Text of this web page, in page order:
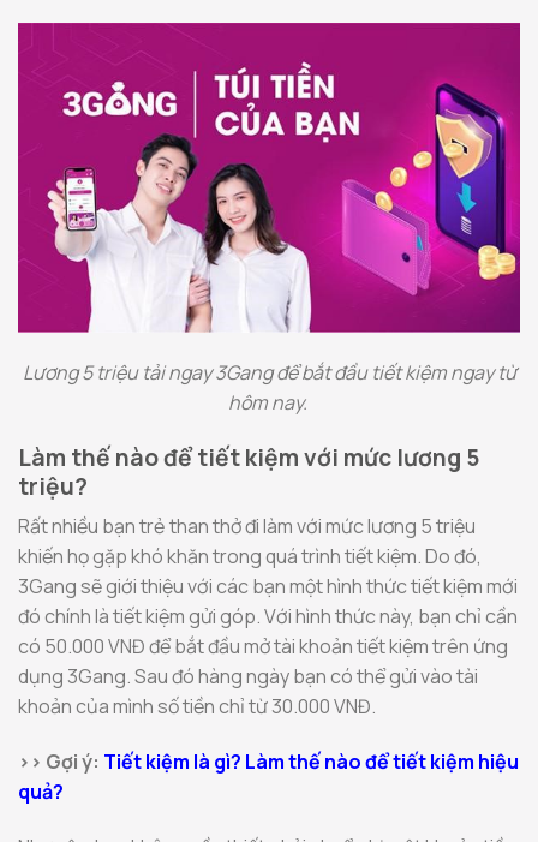
Lương 5 triệu tải ngay 3Gang để bắt đầu tiết kiệm ngay từ
hôm nay.
Làm thế nào để tiết kiệm với mức lương 5
triệu?
Rất nhiều bạn trẻ than thở đi làm với mức lương 5 triệu
khiến họ gặp khó khăn trong quá trình tiết kiệm. Do đó,
3Gang sẽ giới thiệu với các bạn một hình thức tiết kiệm mới
đó chính là tiết kiệm gửi góp. Với hình thức này, bạn chỉ cần
có 50.000 VNĐ để bắt đầu mở tài khoản tiết kiệm trên ứng
dụng 3Gang. Sau đó hàng ngày bạn có thể gửi vào tài
khoản của mình số tiền chỉ từ 30.000 VNĐ.
>> Gợi ý: Tiết kiệm là gì? Làm thế nào để tiết kiệm hiệu
quả?